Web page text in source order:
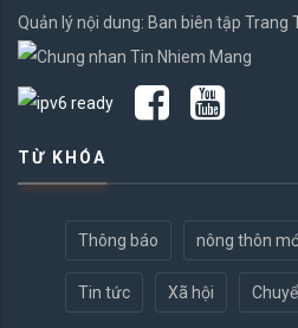
Quản lý nội dung: Ban biên tập Trang
TỪ KHÓA
Thông báo nông thôn
Tin tức Xã hội